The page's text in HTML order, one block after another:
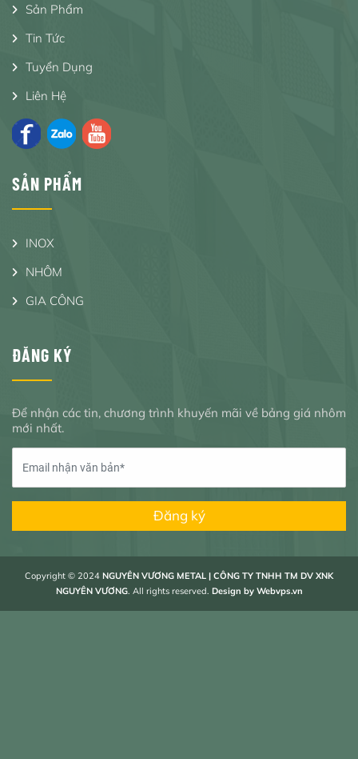
Sản Phẩm
Tin Tức
Tuyển Dụng
Liên Hệ
SẢN PHẨM
INOX
NHÔM
GIA CÔNG
ĐĂNG KÝ
Để nhận các tin, chương trình khuyến mãi về bảng giá nhôm
mới nhất.
Đăng ký
Copyright © 2024 NGUYÊN VƯƠNG METAL | CÔNG TY TNHH TM DV XNK
NGUYÊN VƯƠNG. All rights reserved. Design by Webvps.vn